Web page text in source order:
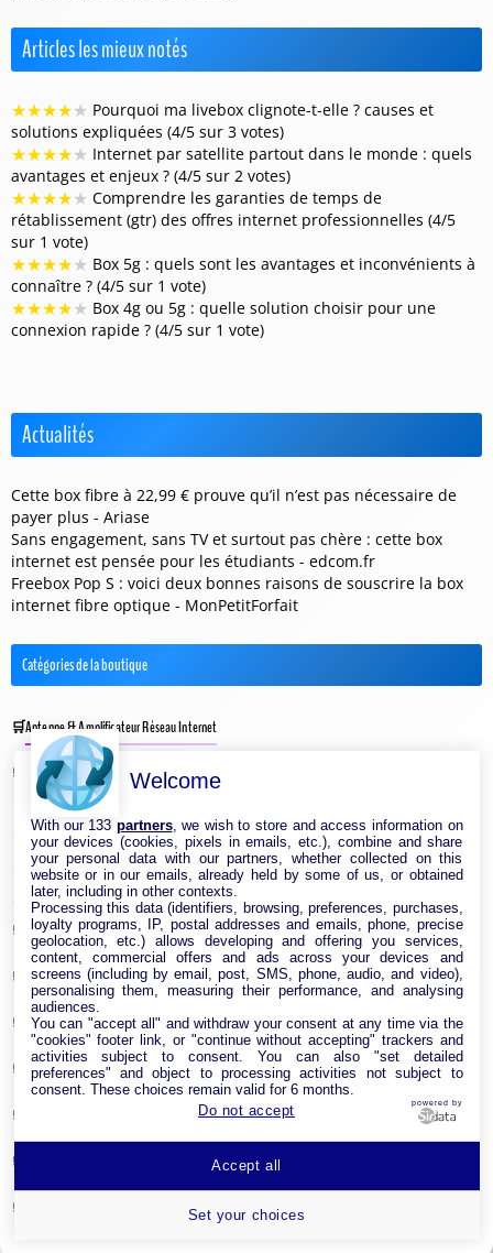
Articles les mieux notés
★★★★★ Pourquoi ma livebox clignote-t-elle ? causes et
solutions expliquées (4/5 sur 3 votes)
★★★★★ Internet par satellite partout dans le monde : quels
avantages et enjeux ? (4/5 sur 2 votes)
★★★★★ Comprendre les garanties de temps de
rétablissement (gtr) des offres internet professionnelles (4/5
sur 1 vote)
★★★★★ Box 5g : quels sont les avantages et inconvénients à
connaître ? (4/5 sur 1 vote)
★★★★★ Box 4g ou 5g : quelle solution choisir pour une
connexion rapide ? (4/5 sur 1 vote)
Actualités
Cette box fibre à 22,99 € prouve qu’il n’est pas nécessaire de
payer plus - Ariase
Sans engagement, sans TV et surtout pas chère : cette box
internet est pensée pour les étudiants - edcom.fr
Freebox Pop S : voici deux bonnes raisons de souscrire la box
internet fibre optique - MonPetitForfait
Catégories de la boutique
Antenne & Amplificateur Réseau Internet
Cable Réseau
Adaptateur Ethernet USB
Câble RJ45
Clé USB Wi-Fi
Carte réseau
Module CPL
Point d’accès Internet Wi-Fi
Répéteur Wifi
Welcome
With our 133 partners, we wish to store and access information on
your devices (cookies, pixels in emails, etc.), combine and share
your personal data with our partners, whether collected on this
website or in our emails, already held by some of us, or obtained
later, including in other contexts.
Processing this data (identifiers, browsing, preferences, purchases,
loyalty programs, IP, postal addresses and emails, phone, precise
geolocation, etc.) allows developing and offering you services,
content, commercial offers and ads across your devices and
screens (including by email, post, SMS, phone, audio, and video),
personalising them, measuring their performance, and analysing
audiences.
You can "accept all" and withdraw your consent at any time via the
"cookies" footer link, or "continue without accepting" trackers and
activities subject to consent. You can also "set detailed
preferences" and object to processing activities not subject to
consent. These choices remain valid for 6 months.
Do not accept
powered by
Set your choices
Accept all